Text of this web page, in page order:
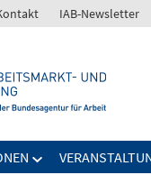
IAB-Newsletter